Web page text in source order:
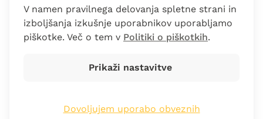
Kontakt
Dodajte svoje podjetje
Pogosta vprašanja
Top-Angebot.de Top-Angebot.at
V namen pravilnega delovanja spletne strani in
izboljšanja izkušnje uporabnikov uporabljamo
piškotke. Več o tem v Politiki o piškotkih.
Prikaži nastavitve
Dovoljujem uporabo obveznih